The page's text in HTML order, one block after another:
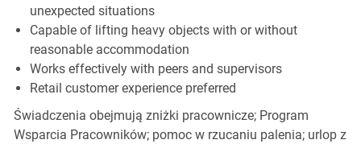
unexpected situations
Capable of lifting heavy objects with or without
reasonable accommodation
Works effectively with peers and supervisors
Retail customer experience preferred
Świadczenia obejmują zniżki pracownicze; Program
Wsparcia Pracowników; pomoc w rzucaniu palenia; urlop z